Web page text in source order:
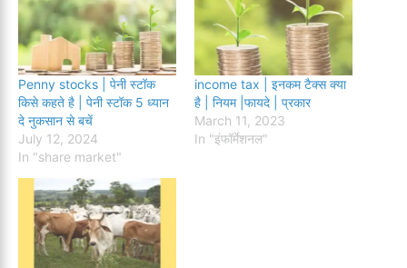
Penny stocks | पेनी स्टॉक
किसे कहते है | पेनी स्टॉक 5 ध्यान
दे नुकसान से बचें
July 12, 2024
In "share market"
income tax | इनकम टैक्स क्या
है | नियम |फायदे | प्रकार
March 11, 2023
In "इंफॉर्मेशनल"